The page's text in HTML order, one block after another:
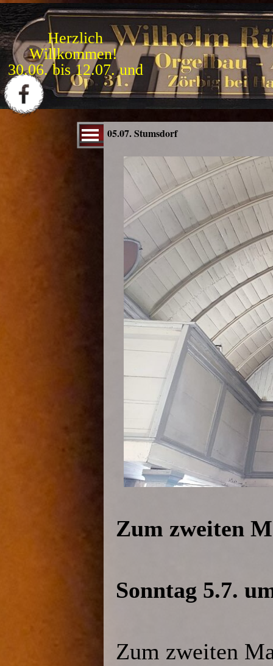
Direkt zum Seiteninhalt
Herzlich
Willkommen!
15.09. bis 31.10.
Menü überspringen05.07. Stumsdorf
Zum zweiten
Sonntag 5.7.
Zum zweiten